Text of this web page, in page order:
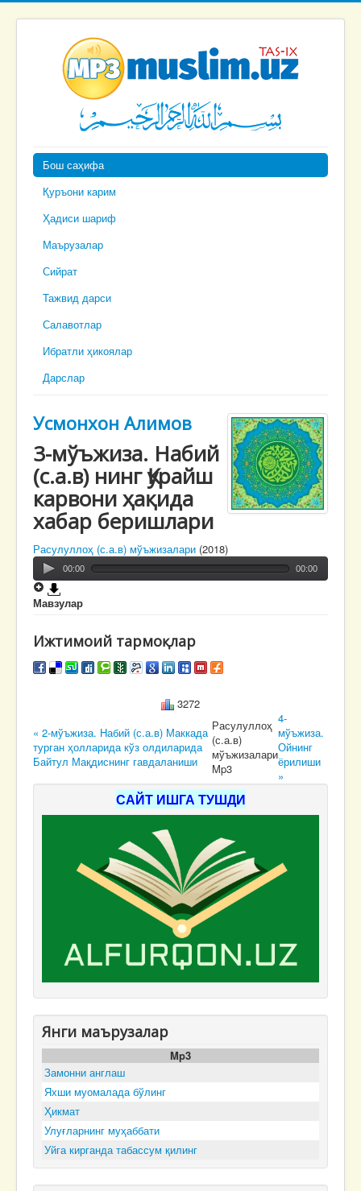
Бош саҳифа
Қуръони карим
Ҳадиси шариф
Маърузалар
Сийрат
Тажвид дарси
Салавотлар
Ибратли ҳикоялар
Дарслар
Усмонхон Алимов
3-мўъжиза. Набий
(с.а.в) нинг Қурайш
карвони ҳақида
хабар беришлари
Расулуллоҳ (с.а.в) мўъжизалари (2018)
00:00 00:00
Мавзулар
Ижтимоий тармоқлар
3272
« 2-мўъжиза. Набий (с.а.в) Маккада
турган ҳолларида кўз олдиларида
Байтул Мақдиснинг гавдаланиши
Расулуллоҳ
(с.а.в)
мўъжизалари
Mp3
4-
мўъжиза.
Ойнинг
ёрилиши
»
САЙТ ИШГА ТУШДИ
Янги маърузалар
Mp3
Замонни англаш
Яхши муомалада бўлинг
Ҳикмат
Улуғларнинг муҳаббати
Уйга кирганда табассум қилинг